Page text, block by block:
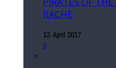
RACHE
13. April 2017
0